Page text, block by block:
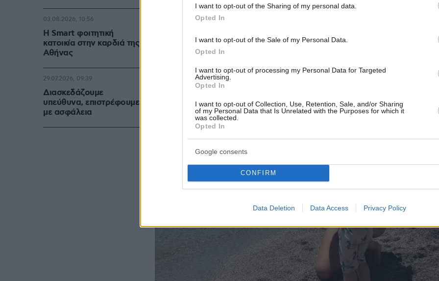
I want to opt-out of the Sharing of my personal data.
Opted In
I want to opt-out of the Sale of my Personal Data.
Opted In
I want to opt-out of processing my Personal Data for Targeted
Advertising.
Opted In
I want to opt-out of Collection, Use, Retention, Sale, and/or Sharing
of my Personal Data that Is Unrelated with the Purposes for which it
was collected.
Opted In
Google consents
CONFIRM
Data Deletion Data Access Privacy Policy
Η Smart φοιτητική
κατοικία στην καρδιά της
Αθήνας
03.08.2026, 10:56
Διασκεδάζουμε
υπεύθυνα, επιστρέφουμε
με ασφάλεια
29.07.2026, 09:39